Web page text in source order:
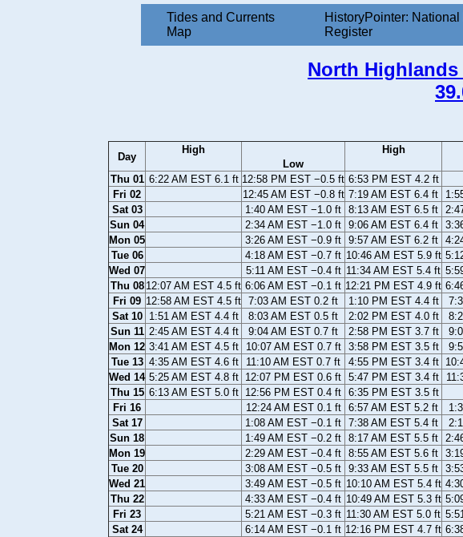
Tides and Currents
Map
HistoryPointer:
Register
North Highlands
Day
High
Low
High
Thu 01 6:22 AM EST 6.1 ft 12:58 PM EST −0.5 ft 6:53 PM EST 4.2 ft
Fri 02
12:45 AM EST −0.8 ft 7:19 AM EST 6.4 ft
Sat 03
1:40 AM EST −1.0 ft 8:13 AM EST 6.5 ft
Sun 04
2:34 AM EST −1.0 ft 9:06 AM EST 6.4 ft
Mon 05
3:26 AM EST −0.9 ft 9:57 AM EST 6.2 ft
Tue 06
4:18 AM EST −0.7 ft 10:46 AM EST 5.9 ft
Wed 07
5:11 AM EST −0.4 ft 11:34 AM EST 5.4 ft
Thu 08 12:07 AM EST 4.5 ft 6:06 AM EST −0.1 ft 12:21 PM EST 4.9 ft
Fri 09 12:58 AM EST 4.5 ft 7:03 AM EST 0.2 ft 1:10 PM EST 4.4 ft
Sat 10
1:51 AM EST 4.4 ft 8:03 AM EST 0.5 ft 2:02 PM EST 4.0 ft
Sun 11 2:45 AM EST 4.4 ft 9:04 AM EST 0.7 ft 2:58 PM EST 3.7 ft
Mon 12 3:41 AM EST 4.5 ft 10:07 AM EST 0.7 ft 3:58 PM EST 3.5 ft
Tue 13 4:35 AM EST 4.6 ft 11:10 AM EST 0.7 ft 4:55 PM EST 3.4 ft
Wed 14 5:25 AM EST 4.8 ft 12:07 PM EST 0.6 ft 5:47 PM EST 3.4 ft
Thu 15 6:13 AM EST 5.0 ft 12:56 PM EST 0.4 ft 6:35 PM EST 3.5 ft
Fri 16
12:24 AM EST 0.1 ft 6:57 AM EST 5.2 ft
Sat 17
1:08 AM EST −0.1 ft 7:38 AM EST 5.4 ft
Sun 18
1:49 AM EST −0.2 ft 8:17 AM EST 5.5 ft
Mon 19
2:29 AM EST −0.4 ft 8:55 AM EST 5.6 ft
Tue 20
3:08 AM EST −0.5 ft 9:33 AM EST 5.5 ft
Wed 21
3:49 AM EST −0.5 ft 10:10 AM EST 5.4 ft
Thu 22
4:33 AM EST −0.4 ft 10:49 AM EST 5.3 ft
Fri 23
5:21 AM EST −0.3 ft 11:30 AM EST 5.0 ft
Sat 24
6:14 AM EST −0.1 ft 12:16 PM EST 4.7 ft